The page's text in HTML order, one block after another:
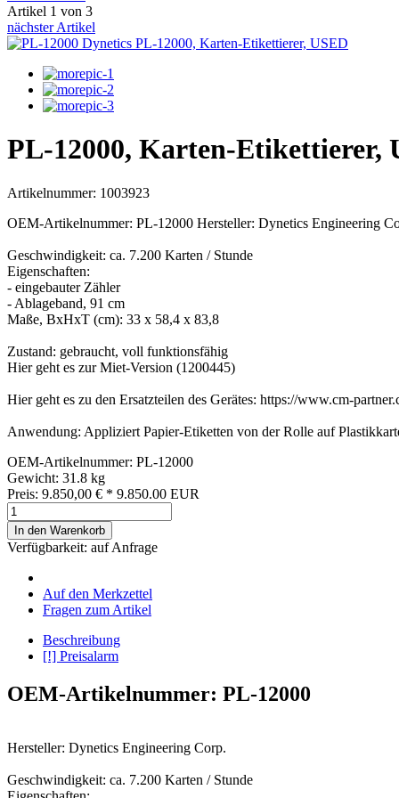
Artikel 1 von 3
nächster Artikel
PL-12000, Karten-Etikettierer,
Artikelnummer: 1003923
OEM-Artikelnummer: PL-12000 Hersteller: Dynetics Engineering
Geschwindigkeit: ca. 7.200 Karten / Stunde
Eigenschaften:
- eingebauter Zähler
- Ablageband, 91 cm
Maße, BxHxT (cm): 33 x 58,4 x 83,8
Zustand: gebraucht, voll funktionsfähig
Hier geht es zur Miet-Version (1200445)
Hier geht es zu den Ersatzteilen des Gerätes: https://www.cm-
Anwendung: Appliziert Papier-Etiketten von der Rolle auf
OEM-Artikelnummer: PL-12000
Gewicht: 31.8 kg
Preis: 9.850,00 € * 9.850.00 EUR
In den Warenkorb
Verfügbarkeit: auf Anfrage
Auf den Merkzettel
Fragen zum Artikel
Beschreibung
[!] Preisalarm
OEM-Artikelnummer: PL-12000
Hersteller: Dynetics Engineering Corp.
Geschwindigkeit: ca. 7.200 Karten / Stunde